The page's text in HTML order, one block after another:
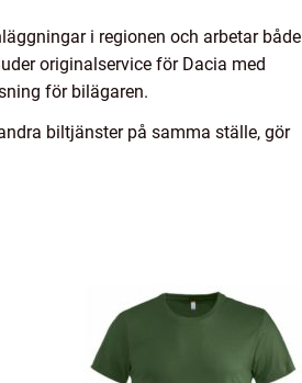
i regionen och arbetar både
originalservice för Dacia med
för bilägaren.
biltjänster på samma ställe, gör